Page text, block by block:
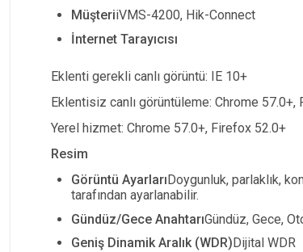
MüşteriiVMS-4200, Hik-Connect
İnternet Tarayıcısı
Eklenti gerekli canlı görüntü: IE 10+
Eklentisiz canlı görüntüleme: Chrome 57.0+,
Yerel hizmet: Chrome 57.0+, Firefox 52.0+
Resim
Görüntü AyarlarıDoygunluk, parlaklık,
tarafından ayarlanabilir.
Gündüz/Gece AnahtarıGündüz, Gece,
Geniş Dinamik Aralık (WDR) Dijital WDR